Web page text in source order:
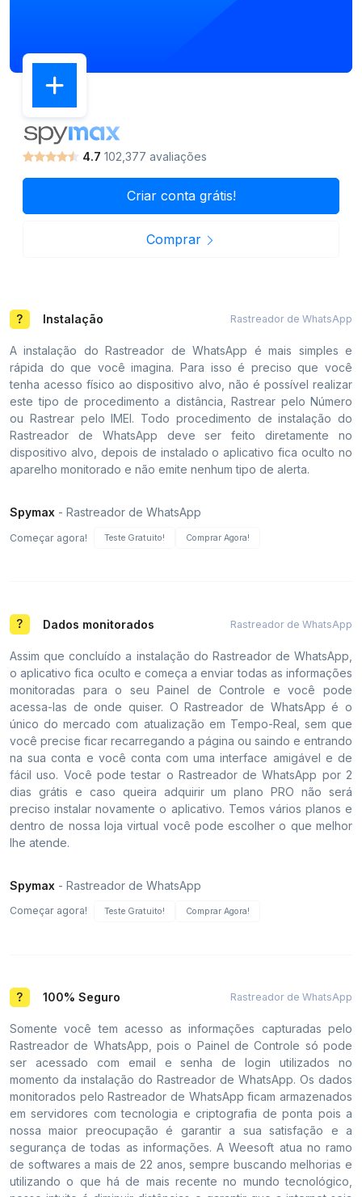
4.7 102,377 avaliações
Criar conta grátis!
Comprar
Instalação Rastreador de WhatsApp
A instalação do Rastreador de WhatsApp é mais simples e
rápida do que você imagina. Para isso é preciso que você
tenha acesso físico ao dispositivo alvo, não é possível realizar
este tipo de procedimento a distância, Rastrear pelo Número
ou Rastrear pelo IMEI. Todo procedimento de instalação do
Rastreador de WhatsApp deve ser feito diretamente no
dispositivo alvo, depois de instalado o aplicativo fica oculto no
aparelho monitorado e não emite nenhum tipo de alerta.
Spymax - Rastreador de WhatsApp
Começar agora! Teste Gratuito! Comprar Agora!
Dados monitorados Rastreador de WhatsApp
Assim que concluído a instalação do Rastreador de WhatsApp,
o aplicativo fica oculto e começa a enviar todas as informações
monitoradas para o seu Painel de Controle e você pode
acessa-las de onde quiser. O Rastreador de WhatsApp é o
único do mercado com atualização em Tempo-Real, sem que
você precise ficar recarregando a página ou saindo e entrando
na sua conta e você conta com uma interface amigável e de
fácil uso. Você pode testar o Rastreador de WhatsApp por 2
dias grátis e caso queira adquirir um plano PRO não será
preciso instalar novamente o aplicativo. Temos vários planos e
dentro de nossa loja virtual você pode escolher o que melhor
lhe atende.
Spymax - Rastreador de WhatsApp
Começar agora! Teste Gratuito! Comprar Agora!
100% Seguro Rastreador de WhatsApp
Somente você tem acesso as informações capturadas pelo
Rastreador de WhatsApp, pois o Painel de Controle só pode
ser acessado com email e senha de login utilizados no
momento da instalação do Rastreador de WhatsApp. Os dados
monitorados pelo Rastreador de WhatsApp ficam armazenados
em servidores com tecnologia e criptografia de ponta pois a
nossa maior preocupação é garantir a sua satisfação e a
segurança de todas as informações. A Weesoft atua no ramo
de softwares a mais de 22 anos, sempre buscando melhorias e
utilizando o que há de mais recente no mundo tecnológico,